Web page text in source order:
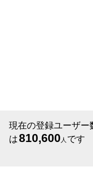
現在の登録ユーザー
は810,600 人 です